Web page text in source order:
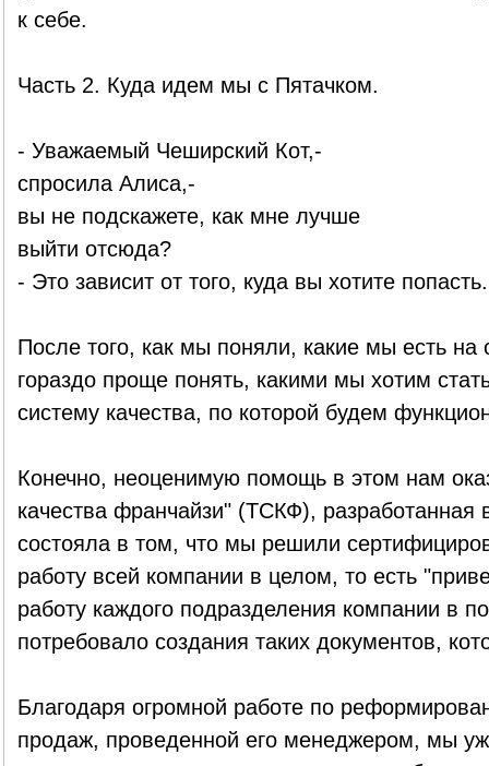
к себе.
Часть 2. Куда идем мы с Пятачком.
- Уважаемый Чеширский Кот,-
спросила Алиса,-
вы не подскажете, как мне лучше
выйти отсюда?
- Это зависит от того, куда вы хотите попасть.
После того, как мы поняли, какие мы есть на
гораздо проще понять, какими мы хотим
систему качества, по которой будем
Конечно, неоценимую помощь в этом нам
качества франчайзи" (ТСКФ),
состояла в том, что мы решили
работу всей компании в целом, то есть
работу каждого подразделения компании в
потребовало создания таких документов,
Благодаря огромной работе по
продаж, проведенной его менеджером, мы